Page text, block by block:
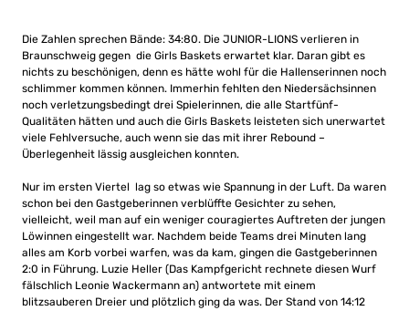
Die Zahlen sprechen Bände: 34:80. Die JUNIOR-LIONS verlieren in
Braunschweig gegen die Girls Baskets erwartet klar. Daran gibt es
nichts zu beschönigen, denn es hätte wohl für die Hallenserinnen noch
schlimmer kommen können. Immerhin fehlten den Niedersächsinnen
noch verletzungsbedingt drei Spielerinnen, die alle Startfünf-
Qualitäten hätten und auch die Girls Baskets leisteten sich unerwartet
viele Fehlversuche, auch wenn sie das mit ihrer Rebound –
Überlegenheit lässig ausgleichen konnten.
Nur im ersten Viertel lag so etwas wie Spannung in der Luft. Da waren
schon bei den Gastgeberinnen verblüffte Gesichter zu sehen,
vielleicht, weil man auf ein weniger couragiertes Auftreten der jungen
Löwinnen eingestellt war. Nachdem beide Teams drei Minuten lang
alles am Korb vorbei warfen, was da kam, gingen die Gastgeberinnen
2:0 in Führung. Luzie Heller (Das Kampfgericht rechnete diesen Wurf
fälschlich Leonie Wackermann an) antwortete mit einem
blitzsauberen Dreier und plötzlich ging da was. Der Stand von 14:12